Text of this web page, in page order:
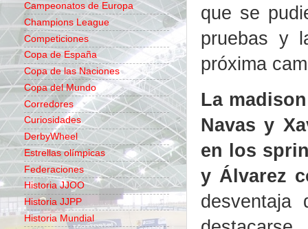
que se
pruebas y
próxima
La
Navas y
en los
y Álvarez
Campeonatos de Europa
Champions League
Competiciones
Copa de España
Copa de las Naciones
Copa del Mundo
Corredores
Curiosidades
DerbyWheel
Estrellas olímpicas
Federaciones
Historia JJOO
Historia JJPP
Historia Mundial